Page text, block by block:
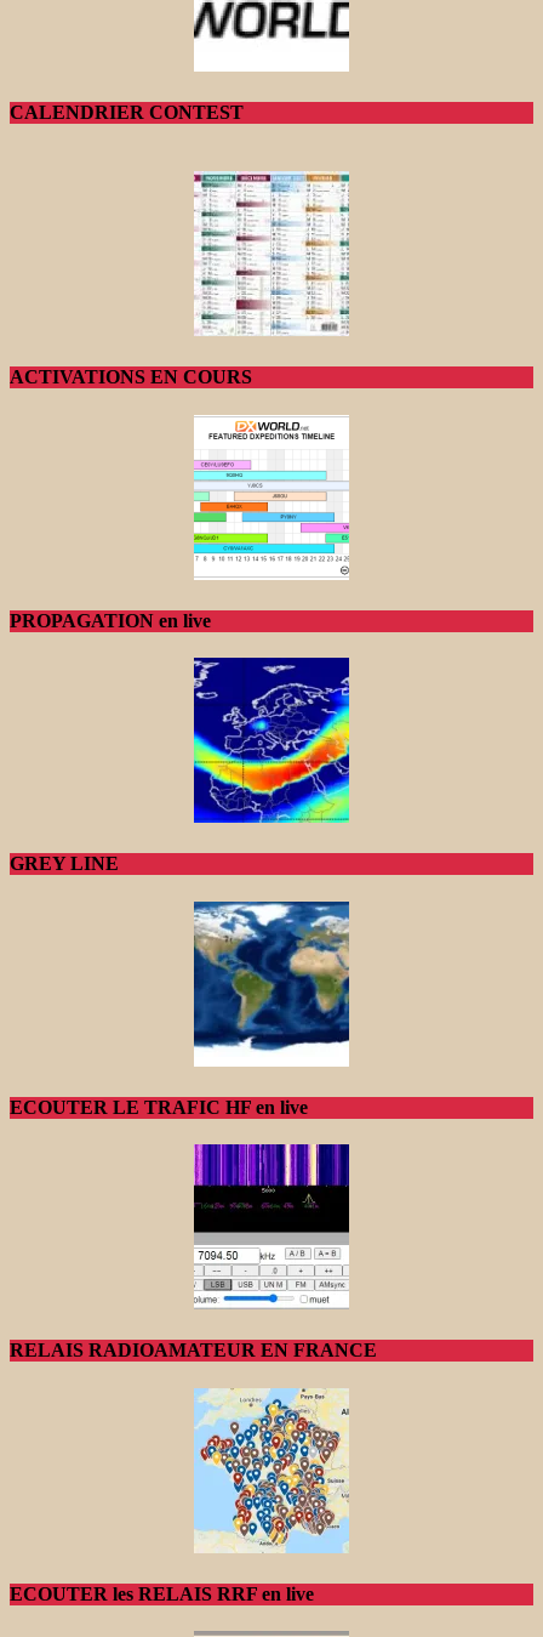
CALENDRIER CONTEST
ACTIVATIONS EN COURS
PROPAGATION en live
GREY LINE
ECOUTER LE TRAFIC HF en live
RELAIS RADIOAMATEUR EN FRANCE
ECOUTER les RELAIS RRF en live